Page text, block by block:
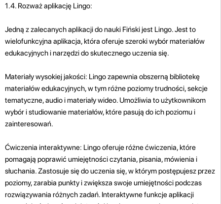
1.4. Rozważ aplikację Lingo:
Jedną z zalecanych aplikacji do nauki Fiński jest Lingo. Jest to
wielofunkcyjna aplikacja, która oferuje szeroki wybór materiałów
edukacyjnych i narzędzi do skutecznego uczenia się.
Materiały wysokiej jakości: Lingo zapewnia obszerną bibliotekę
materiałów edukacyjnych, w tym różne poziomy trudności, sekcje
tematyczne, audio i materiały wideo. Umożliwia to użytkownikom
wybór i studiowanie materiałów, które pasują do ich poziomu i
zainteresowań.
Ćwiczenia interaktywne: Lingo oferuje różne ćwiczenia, które
pomagają poprawić umiejętności czytania, pisania, mówienia i
słuchania. Zastosuje się do uczenia się, w którym postępujesz przez
poziomy, zarabia punkty i zwiększa swoje umiejętności podczas
rozwiązywania różnych zadań. Interaktywne funkcje aplikacji